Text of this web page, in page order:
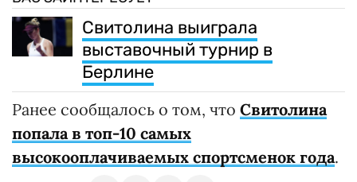
Свитолина выиграла
выставочный турнир в
Берлине
Ранее сообщалось о том, что Свитолина
попала в топ-10 самых
высокооплачиваемых спортсменок года.